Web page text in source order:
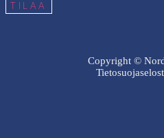
TILAA
Copyright ©